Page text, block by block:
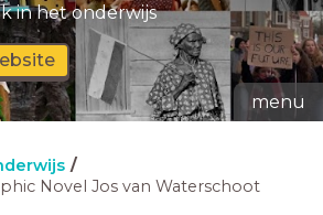
in het onderwijs
menu
Novel Jos van Waterschoot